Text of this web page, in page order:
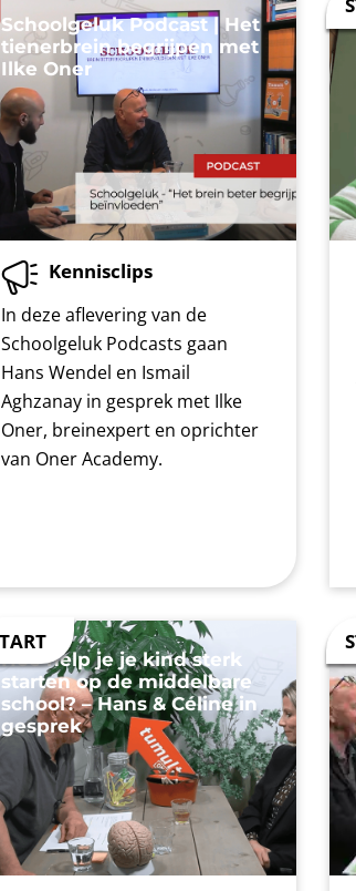
Schoolgeluk Podcast | Het
tienerbrein begrijpen met
Ilke Oner
Kennisclips
In deze aflevering van de
Schoolgeluk Podcasts gaan
Hans Wendel en Ismail
Aghzanay in gesprek met Ilke
Oner, breinexpert en oprichter
van Oner Academy.
Hoe help je je kind sterk
starten op de middelbare
school? – Hans & Céline in
gesprek